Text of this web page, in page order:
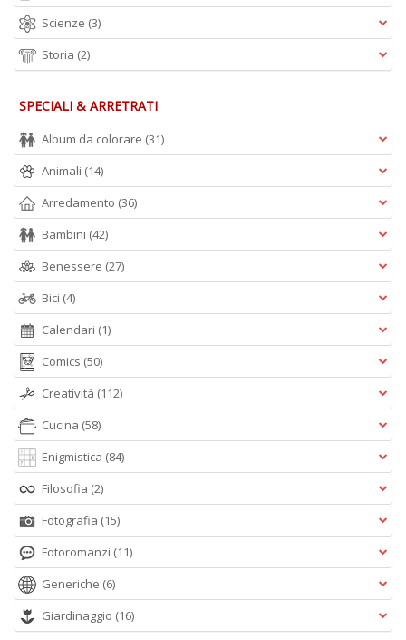
Scienze (3)
Storia (2)
SPECIALI & ARRETRATI
Album da colorare (31)
Animali (14)
Arredamento (36)
Bambini (42)
Benessere (27)
Bici (4)
Calendari (1)
Comics (50)
Creatività (112)
Cucina (58)
Enigmistica (84)
Filosofia (2)
Fotografia (15)
Fotoromanzi (11)
Generiche (6)
Giardinaggio (16)